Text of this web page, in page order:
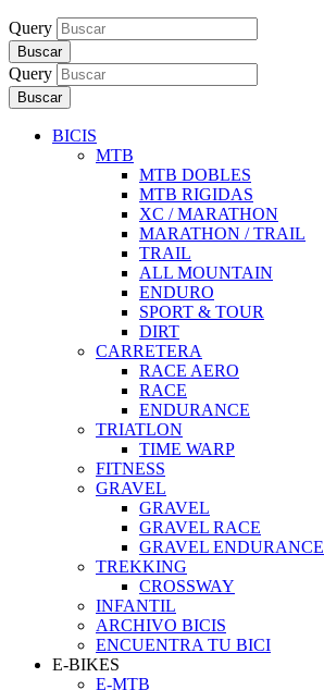
Query
Buscar
Query
Buscar
BICIS
MTB
MTB DOBLES
MTB RIGIDAS
XC / MARATHON
MARATHON / TRAIL
TRAIL
ALL MOUNTAIN
ENDURO
SPORT & TOUR
DIRT
CARRETERA
RACE AERO
RACE
ENDURANCE
TRIATLON
TIME WARP
FITNESS
GRAVEL
GRAVEL
GRAVEL RACE
GRAVEL ENDURANCE
TREKKING
CROSSWAY
INFANTIL
ARCHIVO BICIS
ENCUENTRA TU BICI
E-BIKES
E-MTB